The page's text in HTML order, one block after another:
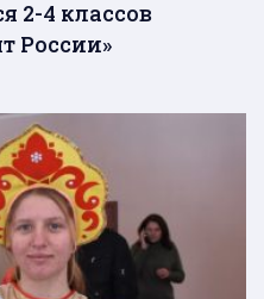
2-4 классов
России»